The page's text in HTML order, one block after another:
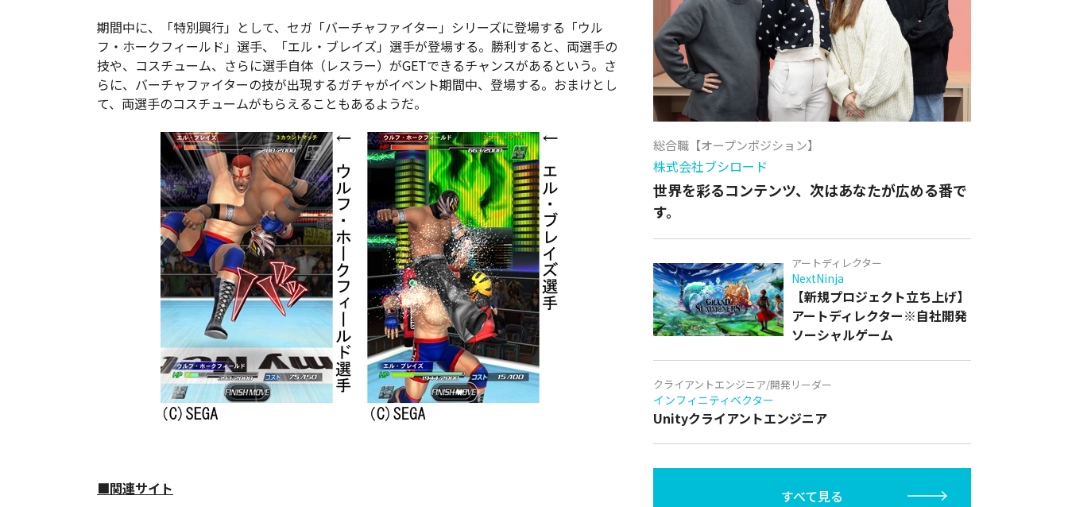
期間中に、「特別興行」として、セガ「バーチャファイター」シリーズに登場する「ウル
フ・ホークフィールド」選手、「エル・ブレイズ」選手が登場する。勝利すると、両選手の
技や、コスチューム、さらに選手自体（レスラー）がGETできるチャンスがあるという。さ
らに、バーチャファイターの技が出現するガチャがイベント期間中、登場する。おまけとし
て、両選手のコスチュームがもらえることもあるようだ。
■関連サイト
総合職【オープンポジション】
株式会社ブシロード
世界を彩るコンテンツ、次はあなたが広める番で
す。
アートディレクター
NextNinja
【新規プロジェクト立ち上げ】
アートディレクター※自社開発
ソーシャルゲーム
クライアントエンジニア/開発リーダー
インフィニティベクター
Unityクライアントエンジニア
すべて見る